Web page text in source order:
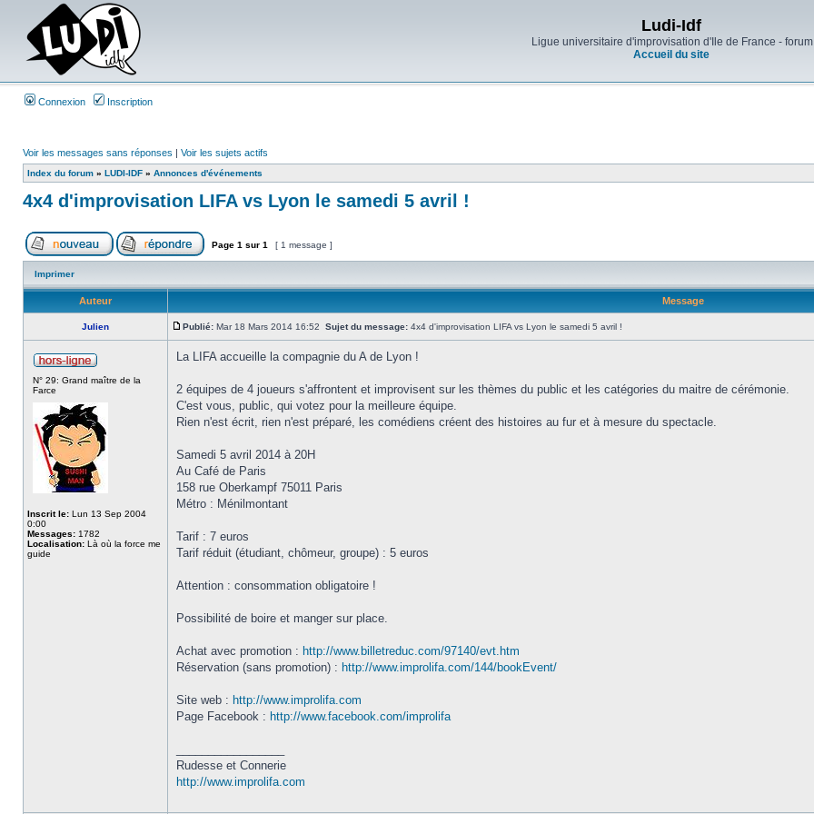
Ludi-Idf
Ligue universitaire d'improvisation d'Ile de France - forum
Accueil du site
Connexion Inscription
Voir les messages sans réponses | Voir les sujets actifs
Index du forum » LUDI-IDF » Annonces d'événements
4x4 d'improvisation LIFA vs Lyon le samedi 5 avril !
Page 1 sur 1 [ 1 message ]
Imprimer
Auteur Message
Julien Publié: Mar 18 Mars 2014 16:52 Sujet du message: 4x4 d'improvisation LIFA vs Lyon le samedi 5 avril !
N° 29: Grand maître de la
Farce
Inscrit le: Lun 13 Sep 2004
0:00
Messages: 1782
Localisation: Là où la force me
guide
La LIFA accueille la compagnie du A de Lyon !
2 équipes de 4 joueurs s'affrontent et improvisent sur les thèmes du public et les catégories du maitre de cérémonie.
C'est vous, public, qui votez pour la meilleure équipe.
Rien n'est écrit, rien n'est préparé, les comédiens créent des histoires au fur et à mesure du spectacle.
Samedi 5 avril 2014 à 20H
Au Café de Paris
158 rue Oberkampf 75011 Paris
Métro : Ménilmontant
Tarif : 7 euros
Tarif réduit (étudiant, chômeur, groupe) : 5 euros
Attention : consommation obligatoire !
Possibilité de boire et manger sur place.
Achat avec promotion : http://www.billetreduc.com/97140/evt.htm
Réservation (sans promotion) : http://www.improlifa.com/144/bookEvent/
Site web : http://www.improlifa.com
Page Facebook : http://www.facebook.com/improlifa
Rudesse et Connerie
http://www.improlifa.com